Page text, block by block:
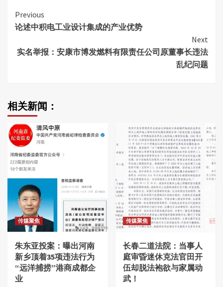
Continue
Reading
Previous
论述中积电工业设计集成的产业优势
Next
实名举报：安康市博发燃料有限责任公司原董事长违法
乱纪问题
相关新闻：
传媒聚焦
朱东亚投案：曝出河南
新乡顶着35项违法行为
“远洋捕捞”港商成都企
业
传媒聚焦
长春二道法院：当事人
庭审昏迷休克法官田开
伍却脱法袍欲与家属动
武！